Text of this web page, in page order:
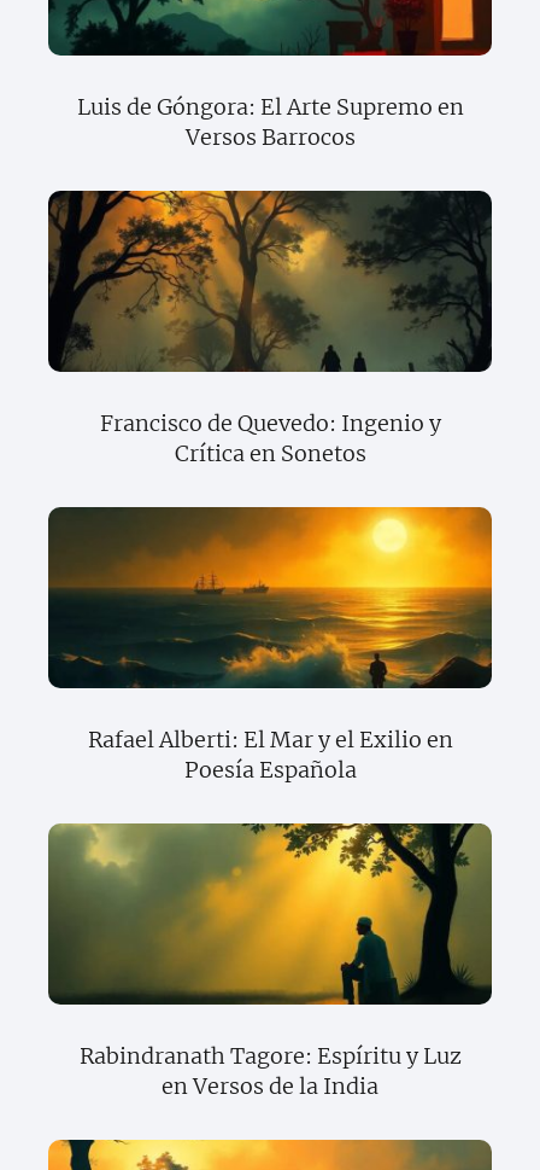
Luis de Góngora: El Arte Supremo en
Versos Barrocos
Francisco de Quevedo: Ingenio y
Crítica en Sonetos
Rafael Alberti: El Mar y el Exilio en
Poesía Española
Rabindranath Tagore: Espíritu y Luz
en Versos de la India